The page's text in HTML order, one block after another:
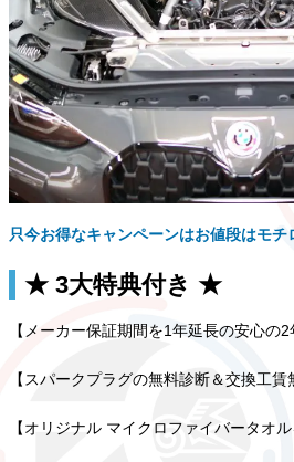
只今お得なキャンペーンはお値段はモチ
★ 3大特典付き ★
【メーカー保証期間を1年延長の安心の2
【スパークプラグの無料診断＆交換工賃
【オリジナル マイクロファイバータオル